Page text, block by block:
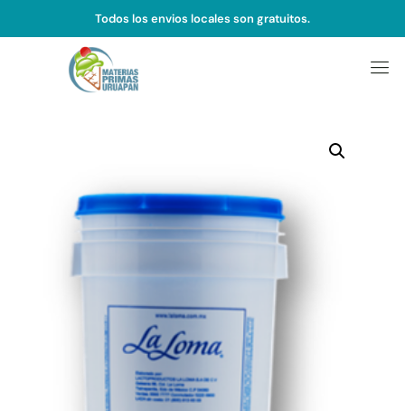
Todos los envios locales son gratuitos.